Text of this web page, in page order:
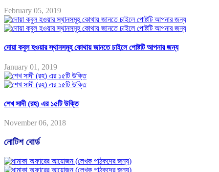
February 05, 2019
দোয়া কবুল হওয়ার স্থানসমূহ কোথায় জানতে চাইলে পোষ্টটি আপনার জন্য
January 01, 2019
শেখ সাদী (রহ) এর ১৫টি উক্তি
November 06, 2018
নোটিশ বোর্ড